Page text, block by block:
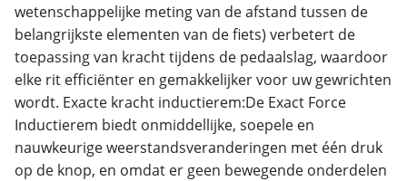
wetenschappelijke meting van de afstand tussen de
belangrijkste elementen van de fiets) verbetert de
toepassing van kracht tijdens de pedaalslag, waardoor
elke rit efficiënter en gemakkelijker voor uw gewrichten
wordt. Exacte kracht inductierem:De Exact Force
Inductierem biedt onmiddellijke, soepele en
nauwkeurige weerstandsveranderingen met één druk
op de knop, en omdat er geen bewegende onderdelen